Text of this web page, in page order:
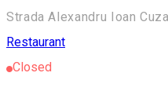
Strada Alexandru Ioan
Restaurant
Closed